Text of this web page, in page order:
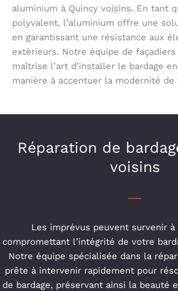
aluminium à Quincy voisins. En tant
polyvalent, l’aluminium offre une
en garantissant une résistance aux
extérieurs. Notre équipe de façadiers
maîtrise l’art d’installer le bardage
manière à accentuer la modernité de
Réparation de
voisins
Les imprévus peuvent survenir
compromettant l’intégrité de votre
Notre équipe spécialisée dans la
prête à intervenir rapidement pour
de bardage, préservant ainsi la beauté